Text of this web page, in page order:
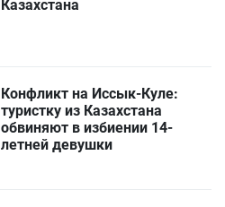
Казахстана
Конфликт на Иссык-Куле:
туристку из Казахстана
обвиняют в избиении 14-
летней девушки